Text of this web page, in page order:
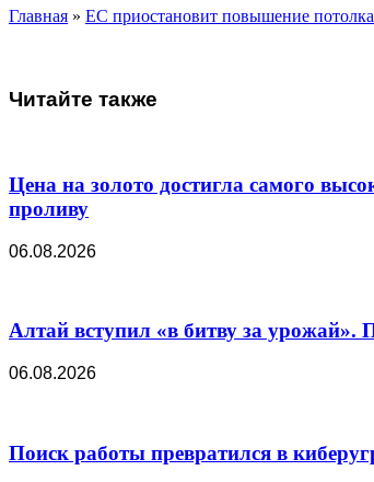
Главная » ЕС приостановит повышение
Читайте также
Цена на золото достигла самого
проливу
06.08.2026
Алтай вступил «в битву за урожай».
06.08.2026
Поиск работы превратился в